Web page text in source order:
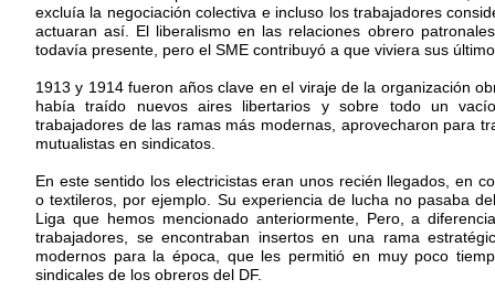
excluía la negociación colectiva e incluso los trabajadores
actuaran así. El liberalismo en las relaciones obrero
todavía presente, pero el SME contribuyó a que viviera sus
1913 y 1914 fueron años clave en el viraje de la organización
había traído nuevos aires libertarios y sobre todo un
trabajadores de las ramas más modernas, aprovecharon para
mutualistas en sindicatos.
En este sentido los electricistas eran unos recién llegados, en
o textileros, por ejemplo. Su experiencia de lucha no pasaba
Liga que hemos mencionado anteriormente, Pero, a
trabajadores, se encontraban insertos en una rama
modernos para la época, que les permitió en muy poco
sindicales de los obreros del DF.